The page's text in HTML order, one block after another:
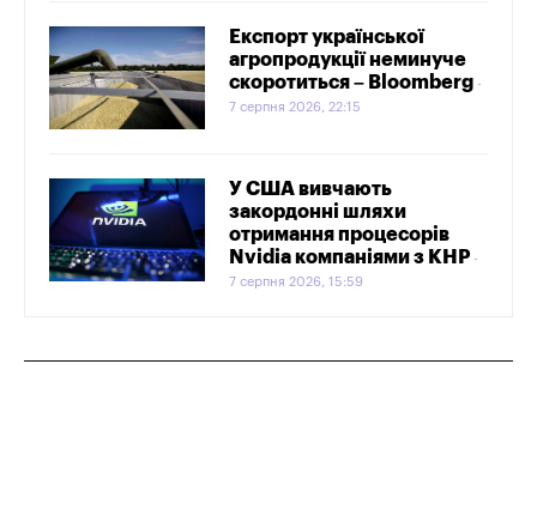
Експорт української
агропродукції неминуче
скоротиться – Bloomberg
7 серпня 2026, 22:15
У США вивчають
закордонні шляхи
отримання процесорів
Nvidia компаніями з КНР
7 серпня 2026, 15:59